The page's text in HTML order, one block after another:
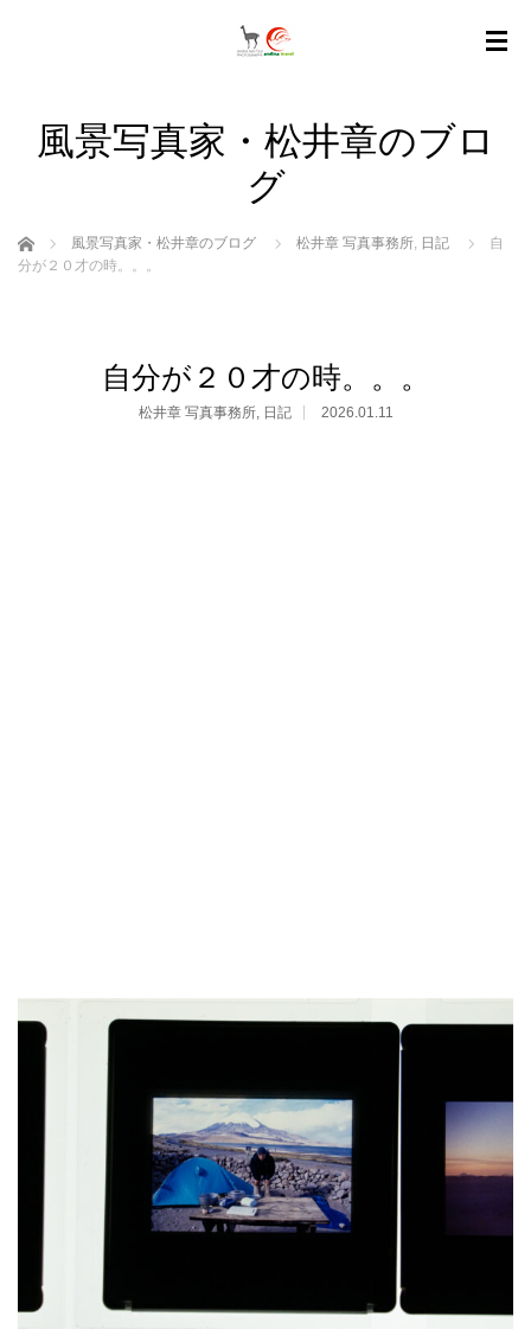
風景写真家・松井章のブロ
グ
ホーム 風景写真家・松井章のブログ 松井章 写真事務所, 日記
自
分が２０才の時。。。
自分が２０才の時。。。
松井章 写真事務所, 日記 2026.01.11